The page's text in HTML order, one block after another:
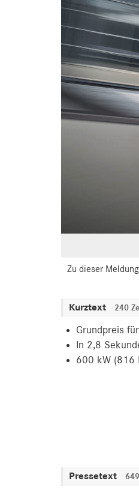
Zu dieser
Kurztext 240
Grundpreis
In 2,8
600 kW (816
Pressetext